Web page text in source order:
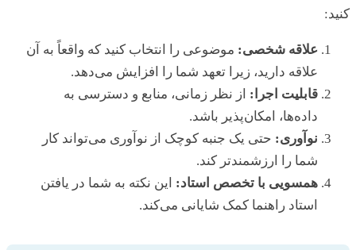
کنید:
علاقه شخصی: موضوعی را انتخاب کنید که واقعاً به آن
علاقه دارید، زیرا تعهد شما را افزایش می‌دهد.
قابلیت اجرا: از نظر زمانی، منابع و دسترسی به
داده‌ها، امکان‌پذیر باشد.
نوآوری: حتی یک جنبه کوچک از نوآوری می‌تواند کار
شما را ارزشمندتر کند.
همسویی با تخصص استاد: این نکته به شما در یافتن
استاد راهنما کمک شایانی می‌کند.